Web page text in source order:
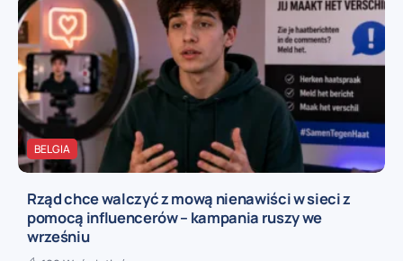
BELGIA
Rząd chce walczyć z mową nienawiści w sieci z
pomocą influencerów – kampania ruszy we
wrześniu